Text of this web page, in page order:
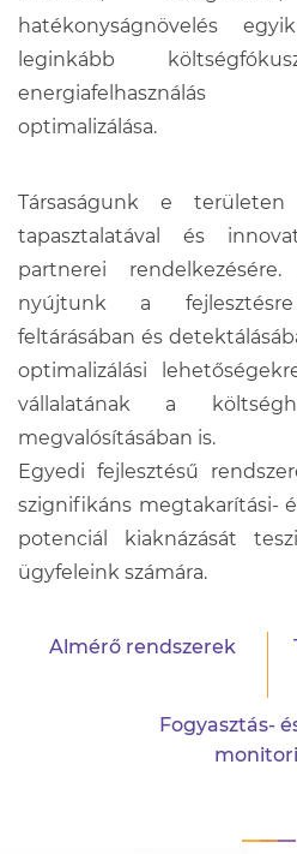
hatékonyságnövelés
leginkább
energiafelhasználás
optimalizálása.
Társaságunk e területen
tapasztalatával és
partnerei
nyújtunk a
feltárásában és
optimalizálási
vállalatának a
megvalósításában is.
Egyedi fejlesztésű
szignifikáns megtakarítási-
potenciál kiaknázását
ügyfeleink számára.
Almérő rendszerek
Fogyasztás-